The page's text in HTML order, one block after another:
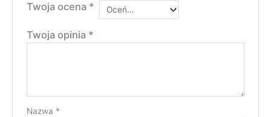
Twoja ocena *
Twoja opinia *
Nazwa *